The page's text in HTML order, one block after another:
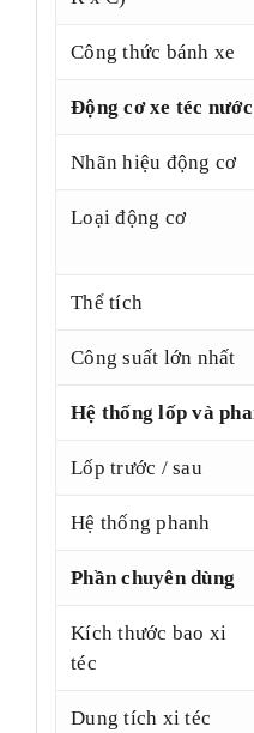
Công thức bánh xe
Động cơ xe téc
Nhãn hiệu động cơ
Loại động cơ
Thể tích
Công suất lớn nhất
Hệ thống lốp và
Lốp trước / sau
Hệ thống phanh
Phần chuyên dùng
Kích thước bao xi
téc
Dung tích xi téc